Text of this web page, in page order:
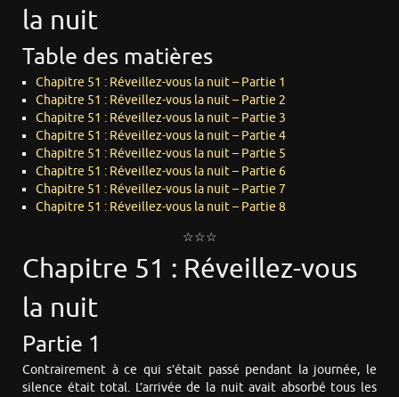
la nuit
Table des matières
Chapitre 51 : Réveillez-vous la nuit – Partie 1
Chapitre 51 : Réveillez-vous la nuit – Partie 2
Chapitre 51 : Réveillez-vous la nuit – Partie 3
Chapitre 51 : Réveillez-vous la nuit – Partie 4
Chapitre 51 : Réveillez-vous la nuit – Partie 5
Chapitre 51 : Réveillez-vous la nuit – Partie 6
Chapitre 51 : Réveillez-vous la nuit – Partie 7
Chapitre 51 : Réveillez-vous la nuit – Partie 8
☆☆☆
Chapitre 51 : Réveillez-vous
la nuit
Partie 1
Contrairement à ce qui s’était passé pendant la journée, le
silence était total. L’arrivée de la nuit avait absorbé tous les